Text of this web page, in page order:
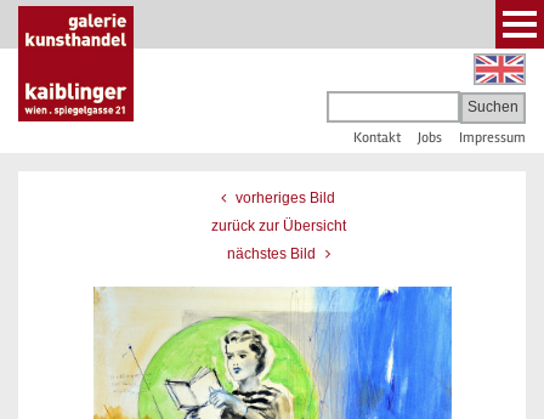
Kontakt Jobs Impressum
vorheriges Bild
zurück zur Übersicht
nächstes Bild